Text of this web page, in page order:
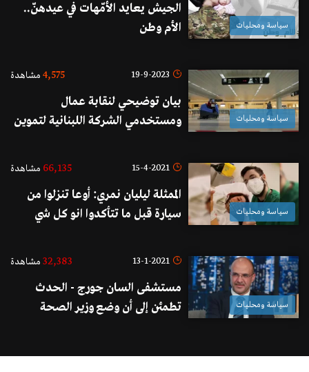
سياسة ومحليات
الجيش يعايد الأمّهات في عيدهنّ..
الأم وطن
سياسة ومحليات
19-9-2023
4,575 مشاهدة
بيان توضيحي لنقابة عمال
ومستخدمي الشركة اللبنانية لتموين
سياسة ومحليات
15-4-2021
66,135 مشاهدة
الممثلة ليليان نمري: أوعا تنزلوا من
سيارة قبل ما تتأكدوا انو كل شي
بقوة الرب أنا قبضاي!
سياسة ومحليات
13-1-2021
32,383 مشاهدة
مستشفى السان جورج - الحدث
تطمئن إلى أن وضع وزير الصحة